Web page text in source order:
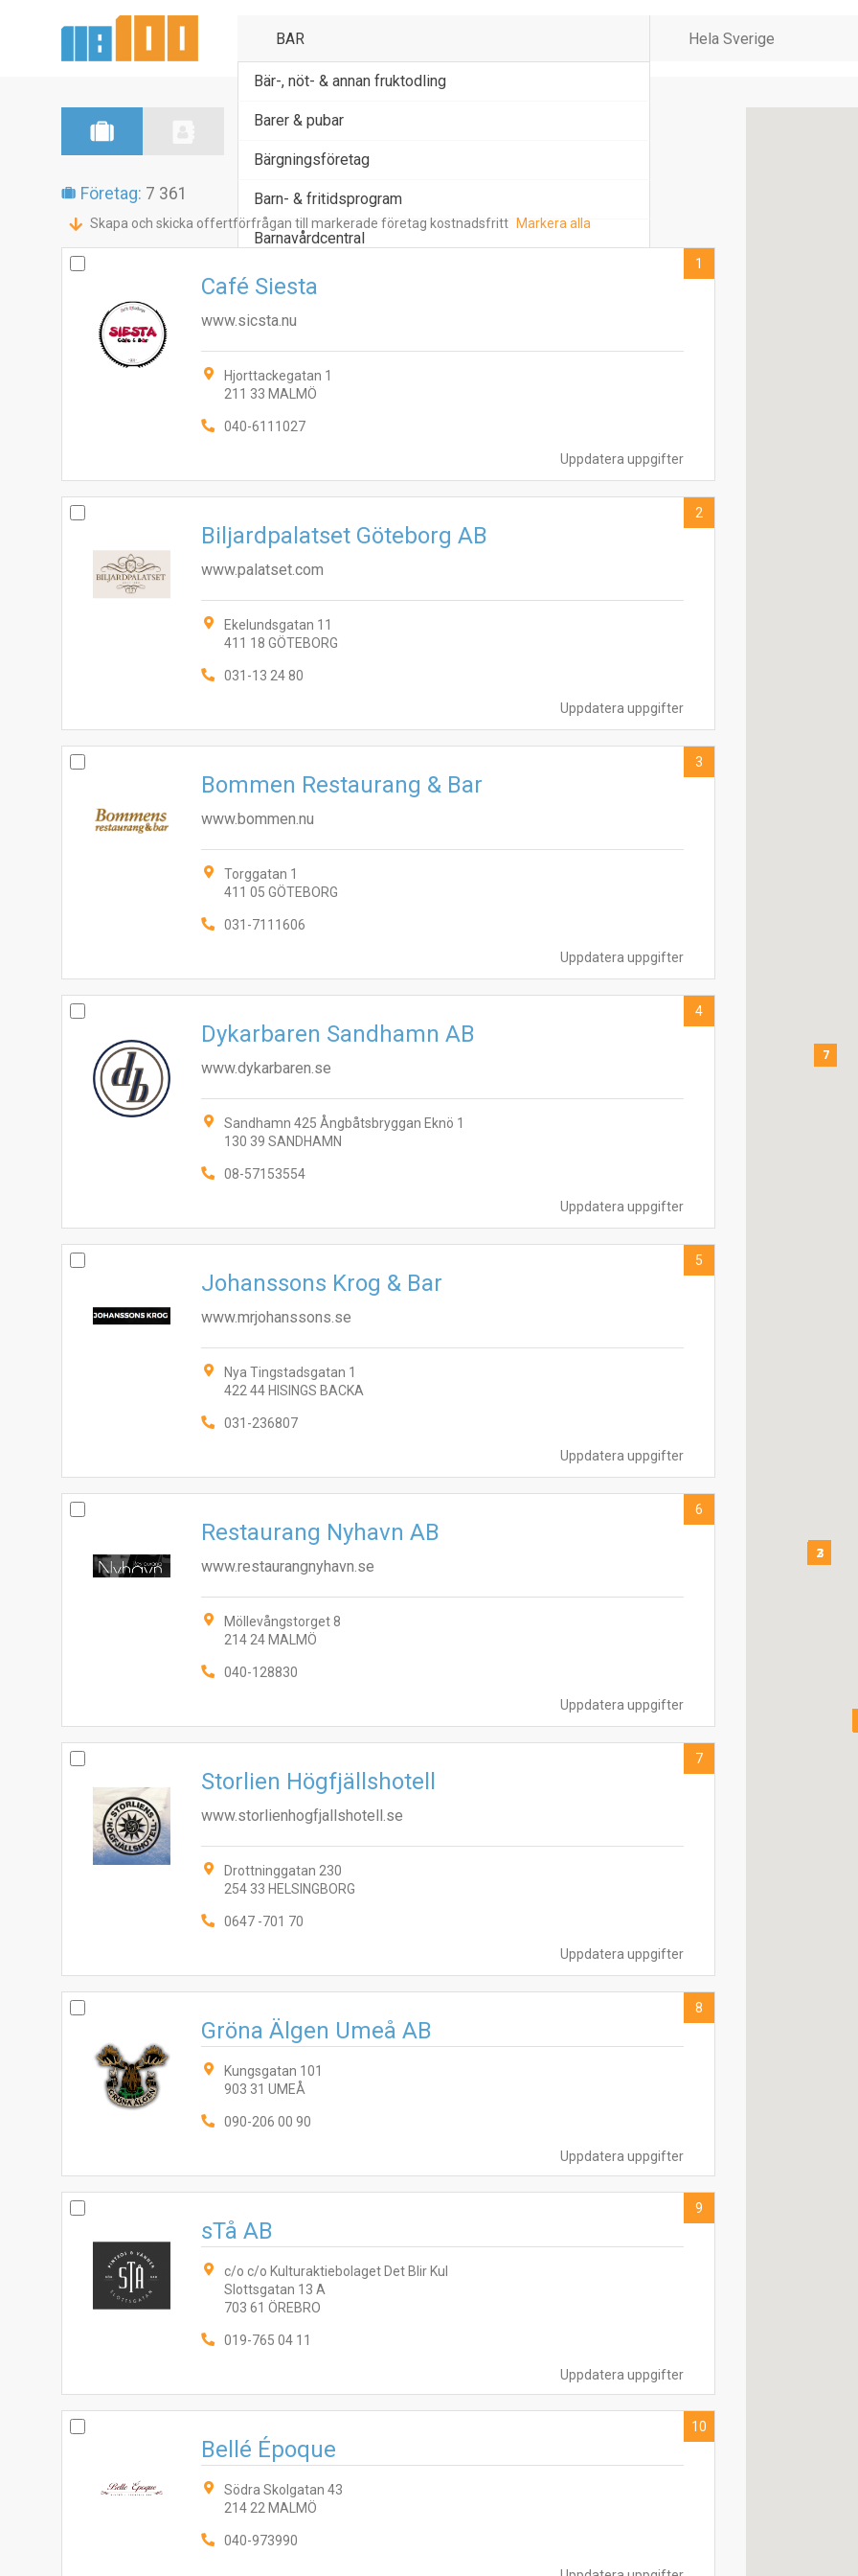
Bär-, nöt- & annan fruktodling
Barer & pubar
Bärgningsföretag
Barn- & fritidsprogram
Barnavårdcentral
Företag: 7 361
Skapa och skicka offertförfrågan till markerade företag kostnadsfritt Markera alla
Uppdatera uppgifter
Café Siesta
www.sicsta.nu
Hjorttackegatan 1
211 33 MALMÖ
040-6111027
1
Uppdatera uppgifter
Biljardpalatset Göteborg AB
www.palatset.com
Ekelundsgatan 11
411 18 GÖTEBORG
031-13 24 80
2
Uppdatera uppgifter
Bommen Restaurang & Bar
www.bommen.nu
Torggatan 1
411 05 GÖTEBORG
031-7111606
3
Uppdatera uppgifter
Dykarbaren Sandhamn AB
www.dykarbaren.se
Sandhamn 425 Ångbåtsbryggan Eknö 1
130 39 SANDHAMN
08-57153554
4
Uppdatera uppgifter
Johanssons Krog & Bar
www.mrjohanssons.se
Nya Tingstadsgatan 1
422 44 HISINGS BACKA
031-236807
5
Uppdatera uppgifter
Restaurang Nyhavn AB
www.restaurangnyhavn.se
Möllevångstorget 8
214 24 MALMÖ
040-128830
6
Uppdatera uppgifter
Storlien Högfjällshotell
www.storlienhogfjallshotell.se
Drottninggatan 230
254 33 HELSINGBORG
0647 -701 70
7
Uppdatera uppgifter
Gröna Älgen Umeå AB
Kungsgatan 101
903 31 UMEÅ
090-206 00 90
8
Uppdatera uppgifter
sTå AB
c/o c/o Kulturaktiebolaget Det Blir Kul
Slottsgatan 13 A
703 61 ÖREBRO
019-765 04 11
9
Bellé Époque
Södra Skolgatan 43
214 22 MALMÖ
040-973990
10
2
3
5
7